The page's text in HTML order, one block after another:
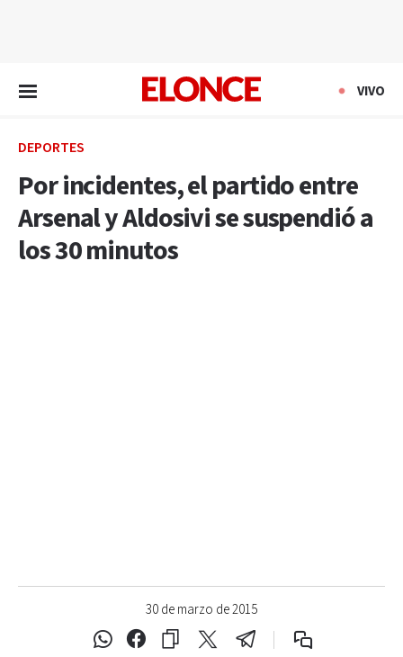
VIVO
DEPORTES
Por incidentes, el partido entre
Arsenal y Aldosivi se suspendió a
los 30 minutos
30 de marzo de 2015